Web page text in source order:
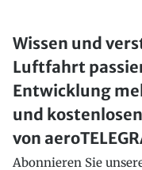
Wissen und
Luftfahrt
Entwicklung
und
von
Abonnieren Sie